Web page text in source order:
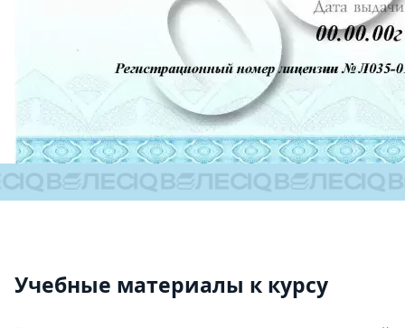
Учебные материалы к курсу